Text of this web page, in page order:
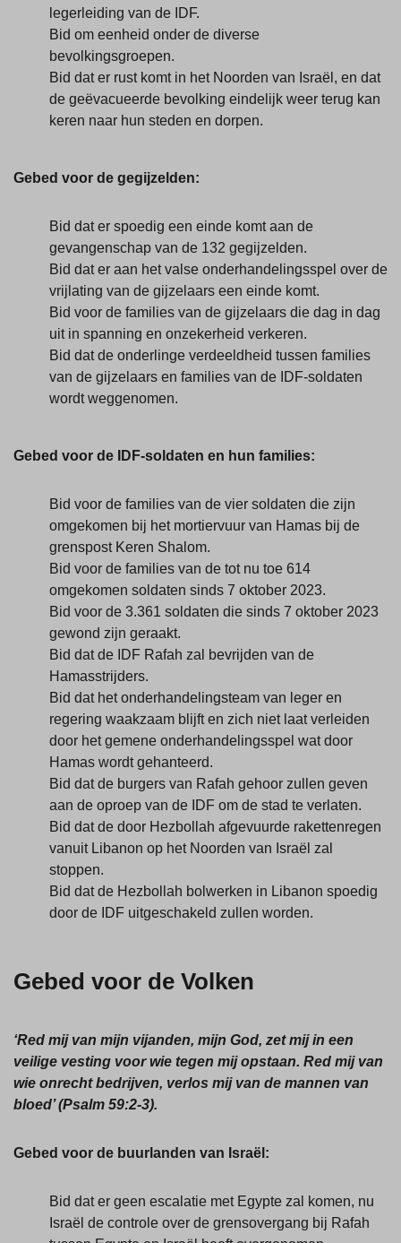
legerleiding van de IDF.
Bid om eenheid onder de diverse
bevolkingsgroepen.
Bid dat er rust komt in het Noorden van Israël, en dat
de geëvacueerde bevolking eindelijk weer terug kan
keren naar hun steden en dorpen.
Gebed voor de gegijzelden:
Bid dat er spoedig een einde komt aan de
gevangenschap van de 132 gegijzelden.
Bid dat er aan het valse onderhandelingsspel over de
vrijlating van de gijzelaars een einde komt.
Bid voor de families van de gijzelaars die dag in dag
uit in spanning en onzekerheid verkeren.
Bid dat de onderlinge verdeeldheid tussen families
van de gijzelaars en families van de IDF-soldaten
wordt weggenomen.
Gebed voor de IDF-soldaten en hun families:
Bid voor de families van de vier soldaten die zijn
omgekomen bij het mortiervuur van Hamas bij de
grenspost Keren Shalom.
Bid voor de families van de tot nu toe 614
omgekomen soldaten sinds 7 oktober 2023.
Bid voor de 3.361 soldaten die sinds 7 oktober 2023
gewond zijn geraakt.
Bid dat de IDF Rafah zal bevrijden van de
Hamasstrijders.
Bid dat het onderhandelingsteam van leger en
regering waakzaam blijft en zich niet laat verleiden
door het gemene onderhandelingsspel wat door
Hamas wordt gehanteerd.
Bid dat de burgers van Rafah gehoor zullen geven
aan de oproep van de IDF om de stad te verlaten.
Bid dat de door Hezbollah afgevuurde rakettenregen
vanuit Libanon op het Noorden van Israël zal
stoppen.
Bid dat de Hezbollah bolwerken in Libanon spoedig
door de IDF uitgeschakeld zullen worden.
Gebed voor de Volken
‘Red mij van mijn vijanden, mijn God, zet mij in een
veilige vesting voor wie tegen mij opstaan. Red mij van
wie onrecht bedrijven, verlos mij van de mannen van
bloed’ (Psalm 59:2-3).
Gebed voor de buurlanden van Israël:
Bid dat er geen escalatie met Egypte zal komen, nu
Israël de controle over de grensovergang bij Rafah